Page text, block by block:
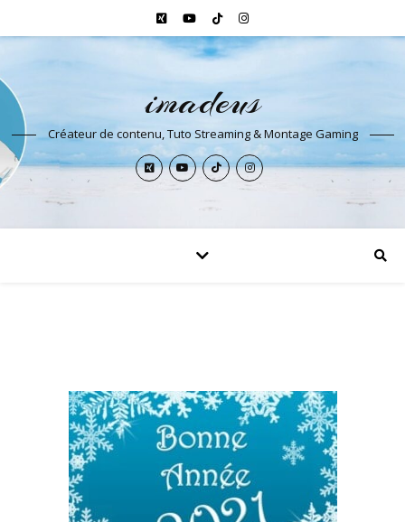
imadeus
Créateur de contenu, Tuto Streaming & Montage Gaming